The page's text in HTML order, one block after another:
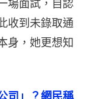
場面試，自認
收到未錄取通
身，她更想知
司」？網民稱